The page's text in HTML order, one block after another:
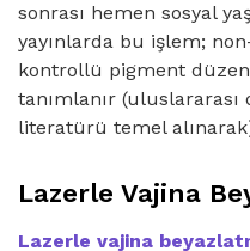
sonrası hemen sosyal
yayınlarda bu işlem;
kontrollü pigment
tanımlanır (uluslararası
literatürü temel
Lazerle Vajina
Lazerle vajina